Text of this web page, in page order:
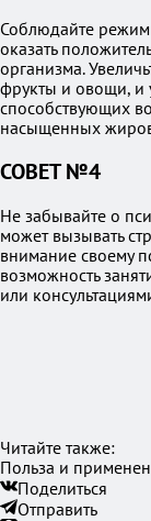
Соблюдайте
оказать
организма.
фрукты и овощи, и
способствующих
насыщенных
СОВЕТ №4
Не забывайте о
может вызывать
внимание своему
возможность
или
Читайте также:
Польза и
Поделиться
Отправить